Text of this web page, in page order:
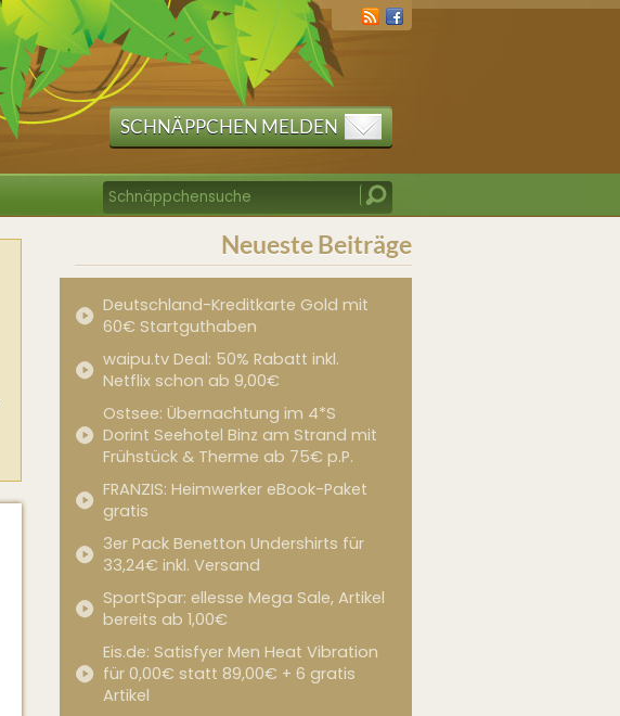
SCHNÄPPCHEN MELDEN
Neueste Beiträge
Deutschland-Kreditkarte Gold mit
60€ Startguthaben
waipu.tv Deal: 50% Rabatt inkl.
Netflix schon ab 9,00€
Ostsee: Übernachtung im 4*S
Dorint Seehotel Binz am Strand mit
Frühstück & Therme ab 75€ p.P.
FRANZIS: Heimwerker eBook-Paket
gratis
3er Pack Benetton Undershirts für
33,24€ inkl. Versand
SportSpar: ellesse Mega Sale, Artikel
bereits ab 1,00€
Eis.de: Satisfyer Men Heat Vibration
für 0,00€ statt 89,00€ + 6 gratis
Artikel